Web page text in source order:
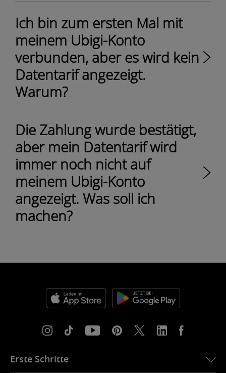
Ich bin zum ersten Mal mit
meinem Ubigi-Konto
verbunden, aber es wird kein
Datentarif angezeigt.
Warum?
Die Zahlung wurde bestätigt,
aber mein Datentarif wird
immer noch nicht auf
meinem Ubigi-Konto
angezeigt. Was soll ich
machen?
Erste Schritte